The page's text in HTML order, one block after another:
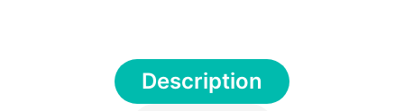
Description